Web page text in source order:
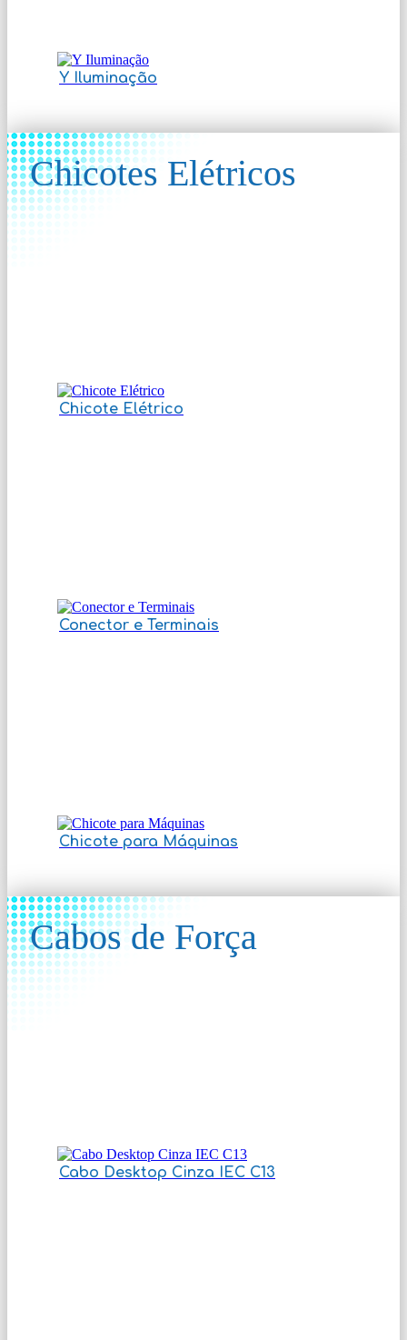
Y Iluminação
Chicotes Elétricos
Chicote Elétrico
Conector e Terminais
Chicote para Máquinas
Cabos de Força
Cabo Desktop Cinza IEC C13